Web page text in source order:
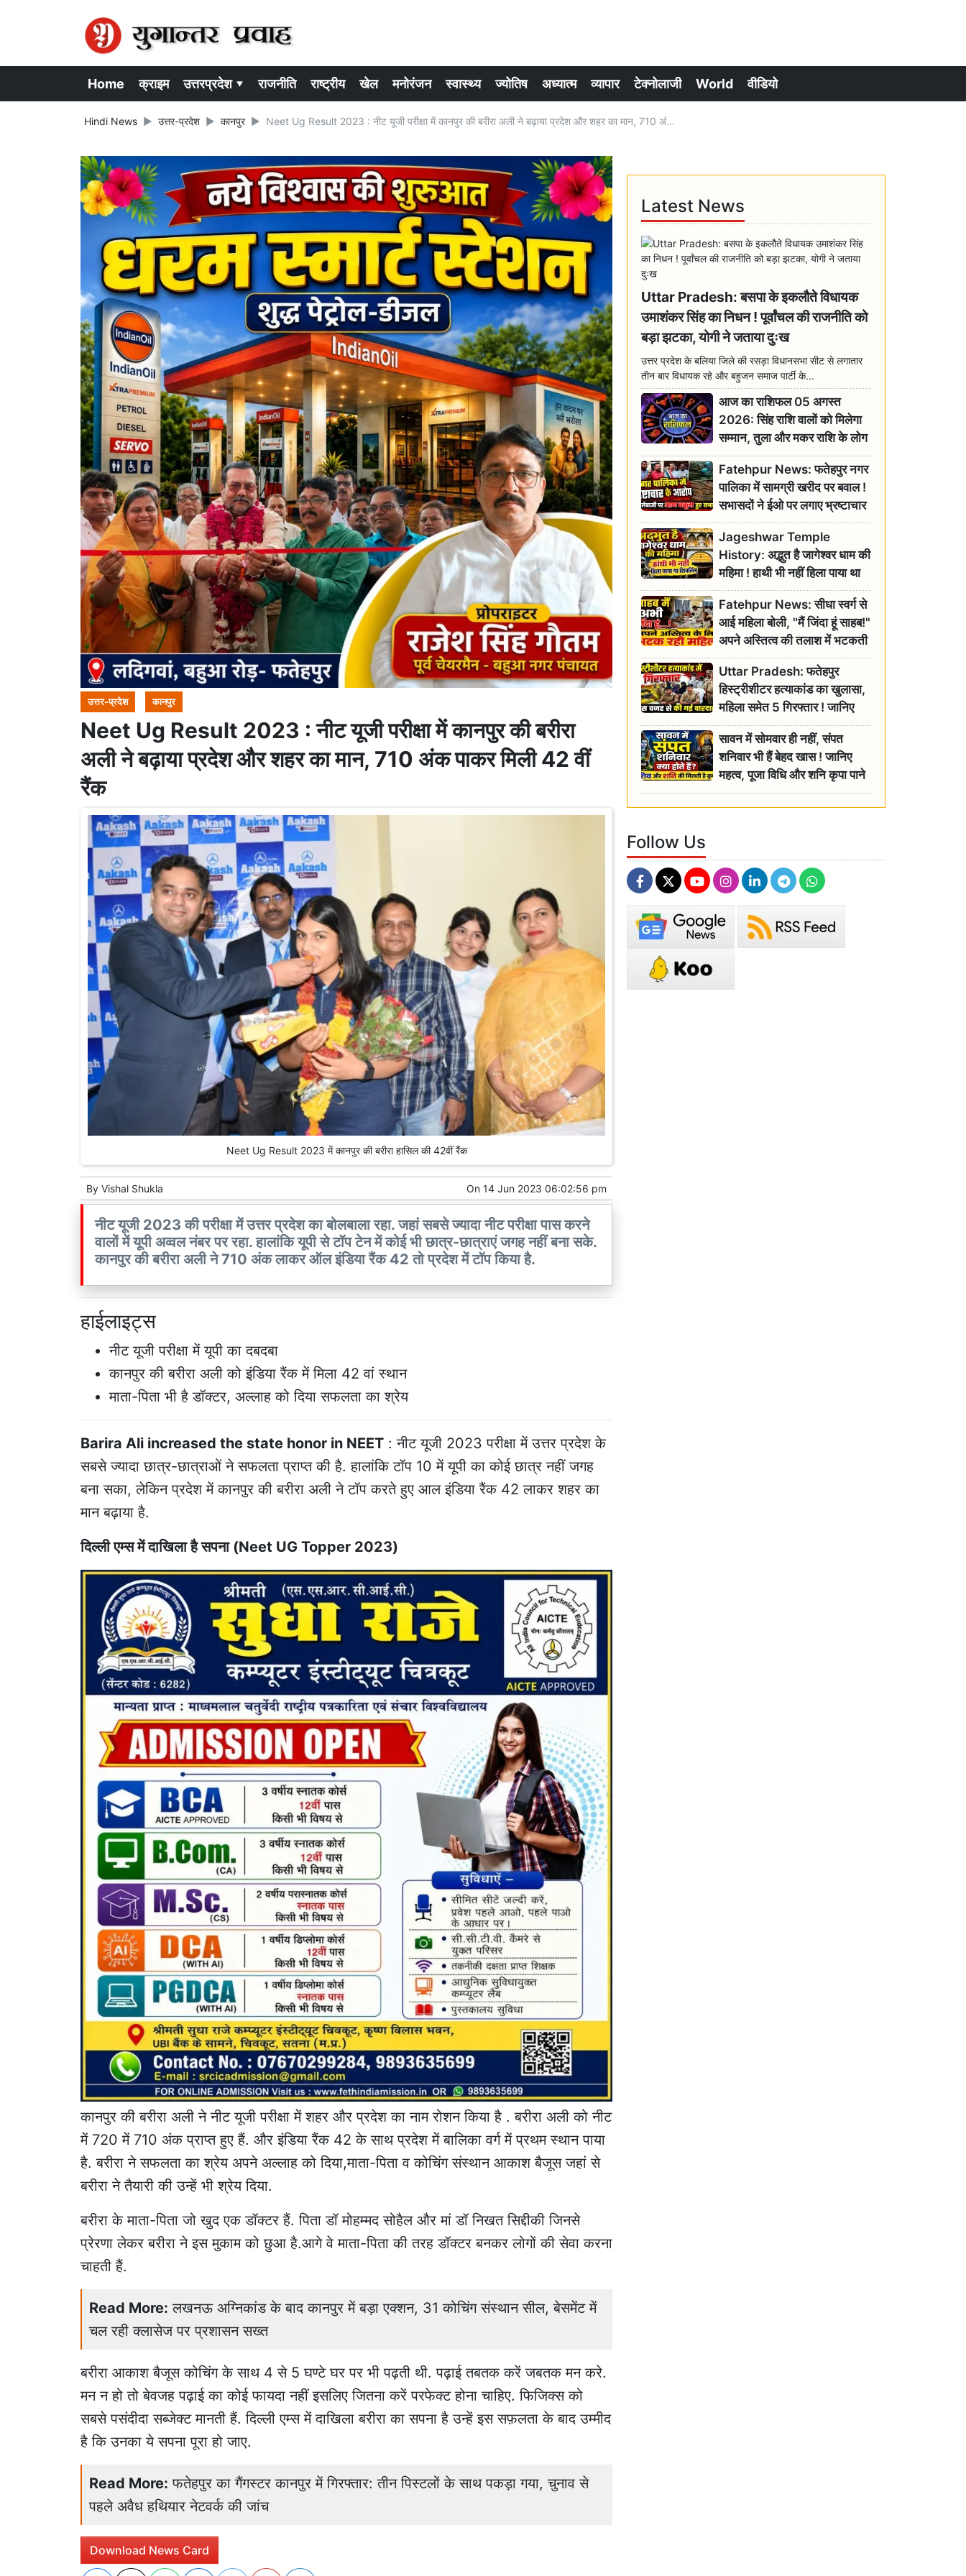
Home क्राइम उत्तरप्रदेश ▾ राजनीति राष्ट्रीय खेल मनोरंजन स्वास्थ्य ज्योतिष अध्यात्म व्यापार टेक्नोलाजी World वीडियो
Hindi News उत्तर-प्रदेश कानपुर Neet Ug Result 2023 : नीट यूजी परीक्षा में कानपुर की बरीरा अली ने बढ़ाया प्रदेश और शहर का मान, 710 अं...
उत्तर-प्रदेश कानपुर
Neet Ug Result 2023 : नीट यूजी परीक्षा में कानपुर की बरीरा
अली ने बढ़ाया प्रदेश और शहर का मान, 710 अंक पाकर मिली 42 वीं
रैंक
Neet Ug Result 2023 में कानपुर की बरीरा हासिल की 42वीं रैंक
By Vishal Shukla On 14 Jun 2023 06:02:56 pm
नीट यूजी 2023 की परीक्षा में उत्तर प्रदेश का बोलबाला रहा. जहां सबसे ज्यादा नीट परीक्षा पास करने
वालों में यूपी अव्वल नंबर पर रहा. हालांकि यूपी से टॉप टेन में कोई भी छात्र-छात्राएं जगह नहीं बना सके.
कानपुर की बरीरा अली ने 710 अंक लाकर ऑल इंडिया रैंक 42 तो प्रदेश में टॉप किया है.
हाईलाइट्स
नीट यूजी परीक्षा में यूपी का दबदबा
कानपुर की बरीरा अली को इंडिया रैंक में मिला 42 वां स्थान
माता-पिता भी है डॉक्टर, अल्लाह को दिया सफलता का श्रेय
Barira Ali increased the state honor in NEET : नीट यूजी 2023 परीक्षा में उत्तर प्रदेश के
सबसे ज्यादा छात्र-छात्राओं ने सफलता प्राप्त की है. हालांकि टॉप 10 में यूपी का कोई छात्र नहीं जगह
बना सका, लेकिन प्रदेश में कानपुर की बरीरा अली ने टॉप करते हुए आल इंडिया रैंक 42 लाकर शहर का
मान बढ़ाया है.
दिल्ली एम्स में दाखिला है सपना (Neet UG Topper 2023)
कानपुर की बरीरा अली ने नीट यूजी परीक्षा में शहर और प्रदेश का नाम रोशन किया है . बरीरा अली को नीट
में 720 में 710 अंक प्राप्त हुए हैं. और इंडिया रैंक 42 के साथ प्रदेश में बालिका वर्ग में प्रथम स्थान पाया
है. बरीरा ने सफलता का श्रेय अपने अल्लाह को दिया,माता-पिता व कोचिंग संस्थान आकाश बैजूस जहां से
बरीरा ने तैयारी की उन्हें भी श्रेय दिया.
बरीरा के माता-पिता जो खुद एक डॉक्टर हैं. पिता डॉ मोहम्मद सोहैल और मां डॉ निखत सिद्दीकी जिनसे
प्रेरणा लेकर बरीरा ने इस मुकाम को छुआ है.आगे वे माता-पिता की तरह डॉक्टर बनकर लोगों की सेवा करना
चाहती हैं.
Read More: लखनऊ अग्निकांड के बाद कानपुर में बड़ा एक्शन, 31 कोचिंग संस्थान सील, बेसमेंट में
चल रही क्लासेज पर प्रशासन सख्त
बरीरा आकाश बैजूस कोचिंग के साथ 4 से 5 घण्टे घर पर भी पढ़ती थी. पढ़ाई तबतक करें जबतक मन करे.
मन न हो तो बेवजह पढ़ाई का कोई फायदा नहीं इसलिए जितना करें परफेक्ट होना चाहिए. फिजिक्स को
सबसे पसंदीदा सब्जेक्ट मानती हैं. दिल्ली एम्स में दाखिला बरीरा का सपना है उन्हें इस सफ़लता के बाद उम्मीद
है कि उनका ये सपना पूरा हो जाए.
Read More: फतेहपुर का गैंगस्टर कानपुर में गिरफ्तार: तीन पिस्टलों के साथ पकड़ा गया, चुनाव से
पहले अवैध हथियार नेटवर्क की जांच
Download News Card
Latest News
Uttar Pradesh: बसपा के इकलौते विधायक
उमाशंकर सिंह का निधन ! पूर्वांचल की राजनीति को
बड़ा झटका, योगी ने जताया दुःख
उत्तर प्रदेश के बलिया जिले की रसड़ा विधानसभा सीट से लगातार
तीन बार विधायक रहे और बहुजन समाज पार्टी के...
आज का राशिफल 05 अगस्त
2026: सिंह राशि वालों को मिलेगा
सम्मान, तुला और मकर राशि के लोग
रहें सतर्क
Fatehpur News: फतेहपुर नगर
पालिका में सामग्री खरीद पर बवाल !
सभासदों ने ईओ पर लगाए भ्रष्टाचार
के गंभीर आरोप
Jageshwar Temple
History: अद्भुत है जागेश्वर धाम की
महिमा ! हाथी भी नहीं हिला पाया था
शिवलिंग, जानिए क्या है इसका
इतिहास
Fatehpur News: सीधा स्वर्ग से
आई महिला बोली, "मैं जिंदा हूं साहब!"
अपने अस्तित्व की तलाश में भटकती
रही बुजुर्ग, एसडीएम ने दिए जांच के
आदेश
Uttar Pradesh: फतेहपुर
हिस्ट्रीशीटर हत्याकांड का खुलासा,
महिला समेत 5 गिरफ्तार ! जानिए
क्या था कनेक्शन?
सावन में सोमवार ही नहीं, संपत
शनिवार भी हैं बेहद खास ! जानिए
महत्व, पूजा विधि और शनि कृपा पाने
के आसान उपाय
Follow Us